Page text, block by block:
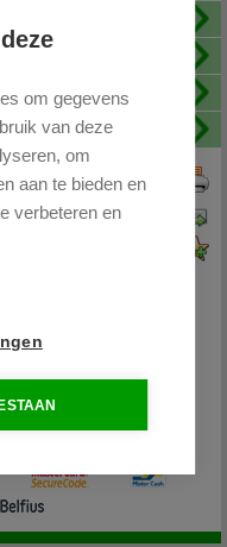
om gegevens
van deze
om
aan te bieden en
verbeteren en
Print deze pagina
Pagina doorsturen